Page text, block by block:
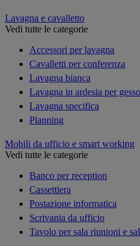
Lavagna e cavalletto
Vedi tutte le categorie
Accessori per lavagna
Cavalletti per conferenza
Lavagna bianca
Lavagna in ardesia per gesso
Lavagna specifica
Planning
Mobili da ufficio e smart working
Vedi tutte le categorie
Banco per reception
Cassettiera
Postazione informatica
Scrivania da ufficio
Tavolo per sala riunioni e